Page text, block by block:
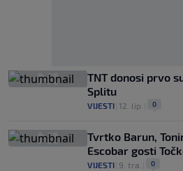
TNT donosi prvo
Splitu
VIJESTI 12. lip. 0
Tvrtko Barun,
Escobar gosti
VIJESTI 9. tra. 0